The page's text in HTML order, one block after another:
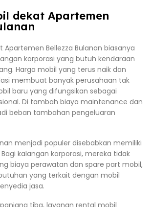
dekat Apartemen
Apartemen Bellezza Bulanan biasanya
korporasi yang butuh kendaraan
Harga mobil yang terus naik dan
membuat banyak perusahaan tak
baru yang difungsikan sebagai
Di tambah biaya maintenance dan
beban tambahan pengeluaran
menjadi populer disebabkan memiliki
kalangan korporasi, mereka tidak
biaya perawatan dan spare part mobil,
yang terkait dengan mobil
jasa.